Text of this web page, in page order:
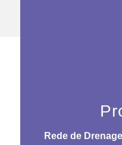
Rede de